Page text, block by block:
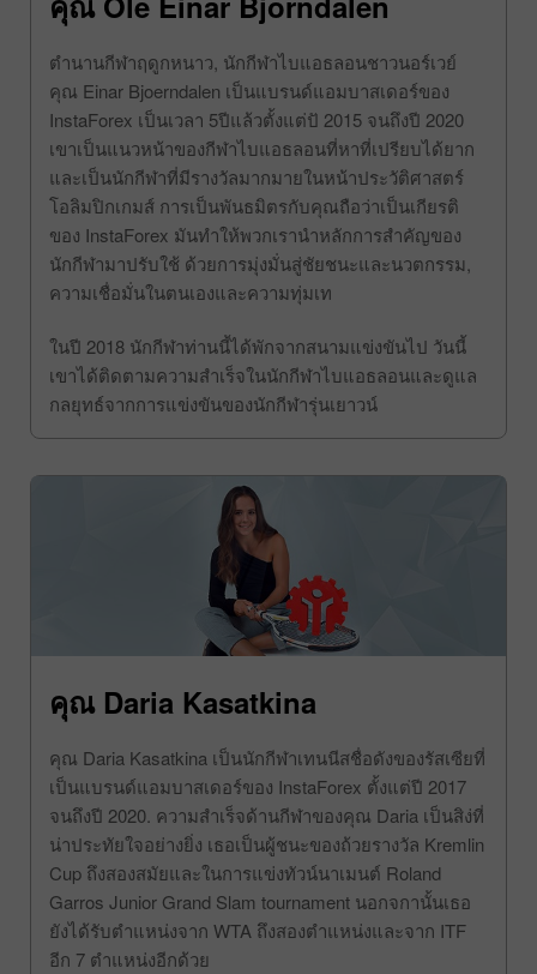
ตำนานกีฬาฤดูกหนาว, นักกีฬาไบแอธลอนชาวนอร์เวย์
คุณ Einar Bjoerndalen เป็นแบรนด์แอมบาสเดอร์ของ
InstaForex เป็นเวลา 5ปีแล้วตั้งแต่ปั 2015 จนถึงปี 2020
เขาเป็นแนวหน้าของกีฬาไบแอธลอนที่หาที่เปรียบได้ยาก
และเป็นนักกีฬาที่มีรางวัลมากมายในหน้าประวัติศาสตร์
โอลิมปิกเกมส์ การเป็นพันธมิตรกับคุณถือว่าเป็นเกียรติ
ของ InstaForex มันทำให้พวกเรานำหลักการสำคัญของ
นักกีฬามาปรับใช้ ด้วยการมุ่งมั่นสู่ชัยชนะและนวตกรรม,
ความเชื่อมั่นในตนเองและความทุ่มเท
ในปี 2018 นักกีฬาท่านนี้ได้พักจากสนามแข่งขันไป วันนี้
เขาได้ติดตามความสำเร็จในนักกีฬาไบแอธลอนและดูแล
กลยุทธ์จากการแข่งขันของนักกีฬารุ่นเยาวน์
คุณ Daria Kasatkina
คุณ Daria Kasatkina เป็นนักกีฬาเทนนีสชื่อดังของรัสเซียที่
เป็นแบรนด์แอมบาสเดอร์ของ InstaForex ตั้งแต่ปี 2017
จนถึงปี 2020. ความสำเร็จด้านกีฬาของคุณ Daria เป็นสิง่ที่
น่าประทัยใจอย่างยิ่ง เธอเป็นผู้ชนะของถ้วยรางวัล Kremlin
Cup ถึงสองสมัยและในการแข่งทัวน์นาเมนต์ Roland
Garros Junior Grand Slam tournament นอกจกานั้นเธอ
ยังได้รับตำแหน่งจาก WTA ถึงสองตำแหน่งและจาก ITF
อีก 7 ตำแหน่งอีกด้วย